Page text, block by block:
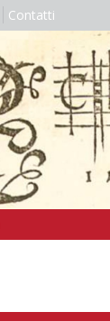
Contatti